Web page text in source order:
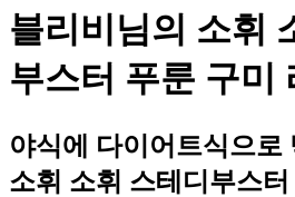
블리비님의 소휘
부스터 푸룬 구미
야식에 다이어트식으로
소휘 소휘 스테디부스